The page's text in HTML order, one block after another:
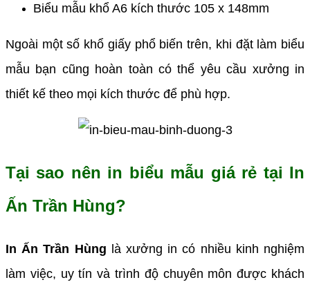
Biểu mẫu khổ A6 kích thước 105 x 148mm
Ngoài một số khổ giấy phổ biến trên, khi đặt làm biểu
mẫu bạn cũng hoàn toàn có thể yêu cầu xưởng in
thiết kế theo mọi kích thước để phù hợp.
Tại sao nên in biểu mẫu giá rẻ tại In
Ấn Trần Hùng?
In Ấn Trần Hùng là xưởng in có nhiều kinh nghiệm
làm việc, uy tín và trình độ chuyên môn được khách